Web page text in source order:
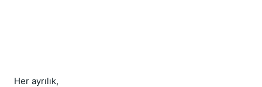
Her ayrılık,